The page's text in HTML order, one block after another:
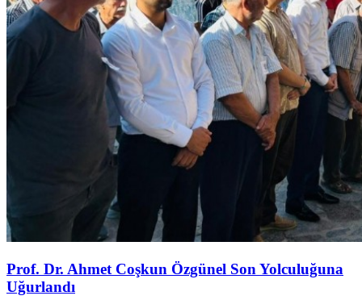
Prof. Dr. Ahmet Coşkun Özgünel Son Yolculuğuna
Uğurlandı